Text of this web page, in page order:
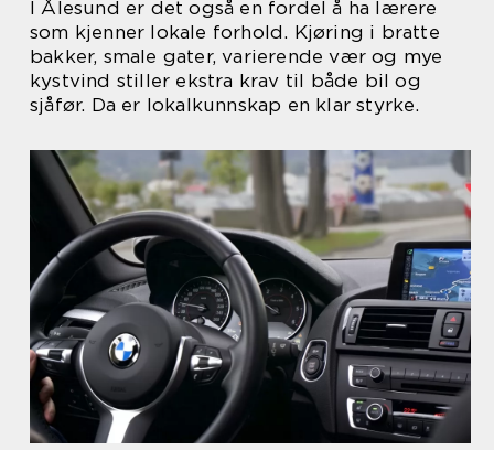
I Ålesund er det også en fordel å ha lærere
som kjenner lokale forhold. Kjøring i bratte
bakker, smale gater, varierende vær og mye
kystvind stiller ekstra krav til både bil og
sjåfør. Da er lokalkunnskap en klar styrke.